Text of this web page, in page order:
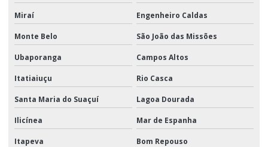
Miraí Engenheiro Caldas
Monte Belo São João das Missões
Ubaporanga Campos Altos
Itatiaiuçu Rio Casca
Santa Maria do Suaçuí Lagoa Dourada
Ilicínea Mar de Espanha
Itapeva Bom Repouso